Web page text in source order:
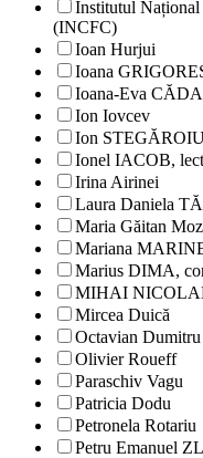
Institutul Național
(INCFC)
Ioan Hurjui
Ioana
Ioana-Eva
Ion Iovcev
Ion
Ionel IACOB,
Irina Airinei
Laura Daniela
Maria Găitan
Mariana
Marius DIMA,
MIHAI
Mircea Duică
Octavian
Olivier Roueff
Paraschiv Vagu
Patricia Dodu
Petronela Rotariu
Petru Emanuel